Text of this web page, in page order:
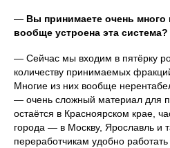
— Вы принимаете очень
вообще устроена эта система?
— Сейчас мы входим в пятёрку
количеству принимаемых
Многие из них вообще
— очень сложный материал для
остаётся в Красноярском крае,
города — в Москву, Ярославль и
переработчикам удобно